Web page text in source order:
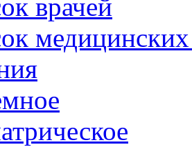
врачей
медицинских